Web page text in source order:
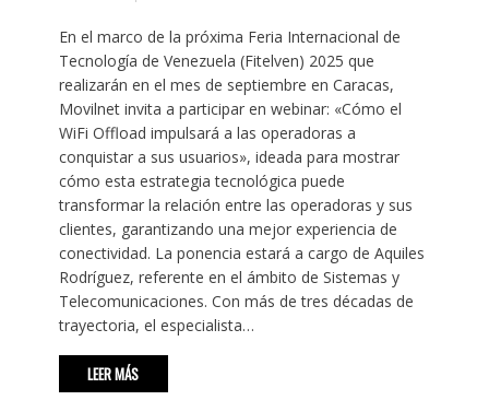
En el marco de la próxima Feria Internacional de
Tecnología de Venezuela (Fitelven) 2025 que
realizarán en el mes de septiembre en Caracas,
Movilnet invita a participar en webinar: «Cómo el
WiFi Offload impulsará a las operadoras a
conquistar a sus usuarios», ideada para mostrar
cómo esta estrategia tecnológica puede
transformar la relación entre las operadoras y sus
clientes, garantizando una mejor experiencia de
conectividad. La ponencia estará a cargo de Aquiles
Rodríguez, referente en el ámbito de Sistemas y
Telecomunicaciones. Con más de tres décadas de
trayectoria, el especialista…
LEER MÁS